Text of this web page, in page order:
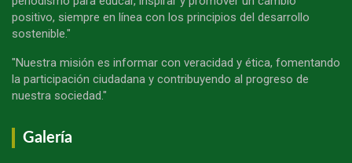
positivo, siempre en línea con los principios del desarrollo
sostenible."
"Nuestra misión es informar con veracidad y ética, fomentando
la participación ciudadana y contribuyendo al progreso de
nuestra sociedad."
Galería